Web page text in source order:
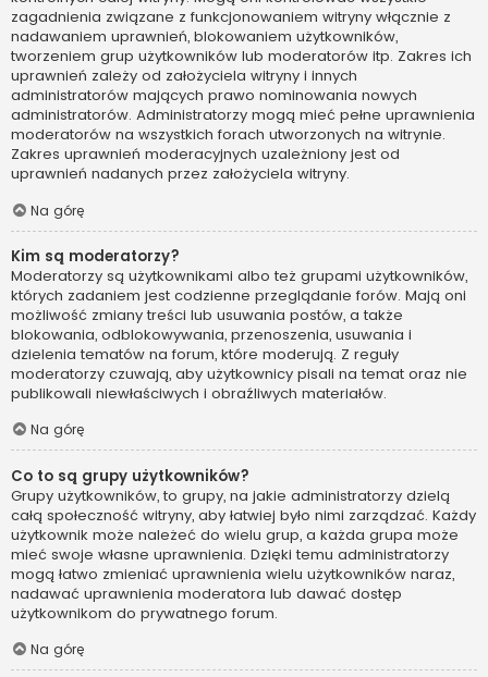
zagadnienia związane z funkcjonowaniem witryny włącznie z
nadawaniem uprawnień, blokowaniem użytkowników,
tworzeniem grup użytkowników lub moderatorów itp. Zakres ich
uprawnień zależy od założyciela witryny i innych
administratorów mających prawo nominowania nowych
administratorów. Administratorzy mogą mieć pełne uprawnienia
moderatorów na wszystkich forach utworzonych na witrynie.
Zakres uprawnień moderacyjnych uzależniony jest od
uprawnień nadanych przez założyciela witryny.
Na górę
Kim są moderatorzy?
Moderatorzy są użytkownikami albo też grupami użytkowników,
których zadaniem jest codzienne przeglądanie forów. Mają oni
możliwość zmiany treści lub usuwania postów, a także
blokowania, odblokowywania, przenoszenia, usuwania i
dzielenia tematów na forum, które moderują. Z reguły
moderatorzy czuwają, aby użytkownicy pisali na temat oraz nie
publikowali niewłaściwych i obraźliwych materiałów.
Na górę
Co to są grupy użytkowników?
Grupy użytkowników, to grupy, na jakie administratorzy dzielą
całą społeczność witryny, aby łatwiej było nimi zarządzać. Każdy
użytkownik może należeć do wielu grup, a każda grupa może
mieć swoje własne uprawnienia. Dzięki temu administratorzy
mogą łatwo zmieniać uprawnienia wielu użytkowników naraz,
nadawać uprawnienia moderatora lub dawać dostęp
użytkownikom do prywatnego forum.
Na górę